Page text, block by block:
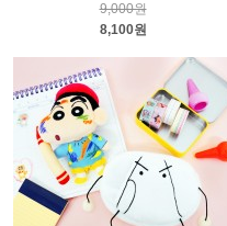
9,000원
8,100원